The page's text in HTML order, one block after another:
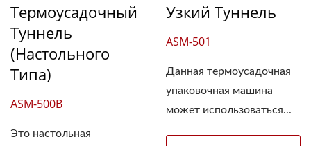
Термоусадочный
Туннель
(настольного
Типа)
ASM-500B
Это настольная
Узкий Туннель
ASM-501
Данная термоусадочная
упаковочная машина
может использоваться...